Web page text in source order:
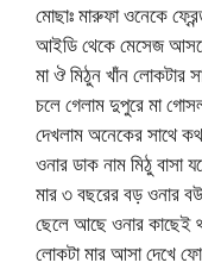
মোছাঃ মারুফা ওনেকে
আইডি থেকে মেসেজ
মা ঔ মিঠুন খাঁন লোকটার
চলে গেলাম দুপুরে মা
দেখলাম অনেকের সাথে
ওনার ডাক নাম মিঠু বাসা
মার ৩ বছরের বড় ওনার
ছেলে আছে ওনার কাছেই
লোকটা মার আসা দেখে